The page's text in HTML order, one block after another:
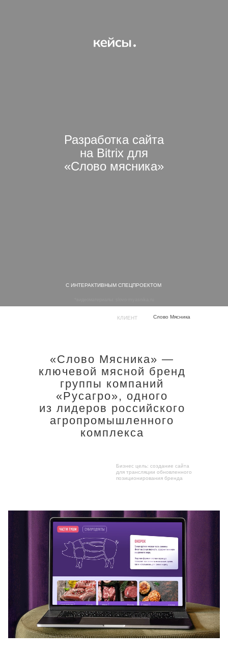
Разработка сайта
на Bitrix для
«Слово мясника»
С ИНТЕРАКТИВНЫМ СПЕЦПРОЕКТОМ
«Слово Мясника» —
ключевой мясной бренд
группы компаний
«Русагро», одного
из лидеров российского
агропромышленного
комплекса
Бизнес цель: создание сайта
для трансляции обновленного
позиционирования бренда
Слово Мясника
КЛИЕНТ
Интерактивный спецпроект «Гид
по свинине» и раздел пошаговых фото
и видеорецептов стали инфоповодами
для привлечения трафика на сайт